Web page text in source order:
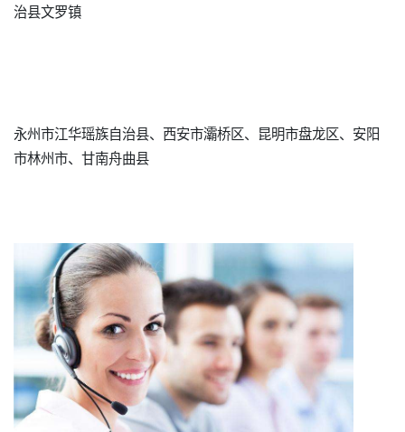
治县文罗镇
永州市江华瑶族自治县、西安市灞桥区、昆明市盘龙区、安阳
市林州市、甘南舟曲县